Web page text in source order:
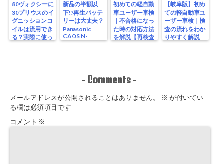
80ヴォクシーに
30プリウスのイ
グニッションコ
イルは流用でき
る？実際に使っ
新品の半額以
下!?再生バッテ
リーは大丈夫？
Panasonic
CAOS N-
S115/A4を実測
初めての軽自動
車ユーザー車検
｜不合格になっ
た時の対応方法
を解説【再検査
【岐阜版】初め
ての軽自動車ユ
ーザー車検｜検
査の流れをわか
りやすく解説
- Comments -
メールアドレスが公開されることはありません。 ※ が付いてい
る欄は必須項目です
コメント ※